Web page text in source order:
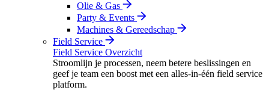
Olie & Gas
Party & Events
Machines & Gereedschap
Field Service
Field Service Overzicht
Stroomlijn je processen, neem betere beslissingen en
geef je team een boost met een alles-in-één field service
platform.